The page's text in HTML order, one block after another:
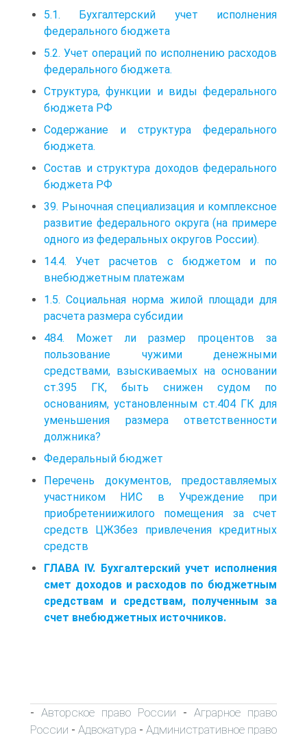
5.1. Бухгалтерский учет исполнения
федерального бюджета
5.2. Учет операций по исполнению расходов
федерального бюджета.
Структура, функции и виды федерального
бюджета РФ
Содержание и структура федерального
бюджета.
Состав и структура доходов федерального
бюджета РФ
39. Рыночная специализация и комплексное
развитие федерального округа (на примере
одного из федеральных округов России).
14.4. Учет расчетов с бюджетом и по
внебюджетным платежам
1.5. Социальная норма жилой площади для
расчета размера субсидии
484. Может ли размер процентов за
пользование чужими денежными
средствами, взыскиваемых на основании
ст.395 ГК, быть снижен судом по
основаниям, установленным ст.404 ГК для
уменьшения размера ответственности
должника?
Федеральный бюджет
Перечень документов, предоставляемых
участником НИС в Учреждение при
приобретениижилого помещения за счет
средств ЦЖЗбез привлечения кредитных
средств
ГЛАВА IV. Бухгалтерский учет исполнения
смет доходов и расходов по бюджетным
средствам и средствам, полученным за
счет внебюджетных источников.
- Авторское право России - Аграрное право
России - Адвокатура - Административное право